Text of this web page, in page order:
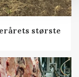
største